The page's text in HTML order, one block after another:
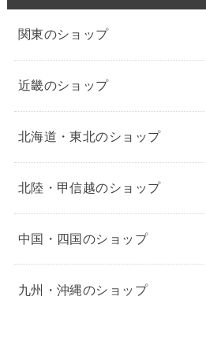
関東のショップ
近畿のショップ
北海道・東北のショップ
北陸・甲信越のショップ
中国・四国のショップ
九州・沖縄のショップ